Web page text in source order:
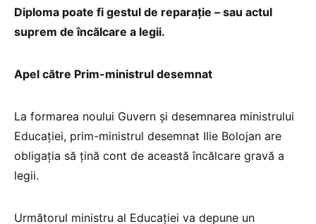
Diploma poate fi gestul de reparație – sau actul
suprem de încălcare a legii.
Apel către Prim-ministrul desemnat
La formarea noului Guvern și desemnarea ministrului
Educației, prim-ministrul desemnat Ilie Bolojan are
obligația să țină cont de această încălcare gravă a
legii.
Următorul ministru al Educației va depune un